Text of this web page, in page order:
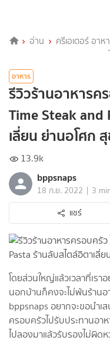
อ่าน ครีเอเตอร์ อาห
Fam Time Steak and
อาหาร
รีวิวร้านอาหารค
Time Steak
เลี่ยน ย่านอโศก
13.9k
bppsnaps
18 ก.ย. 2022 | 3
แชร์
โดยส่วนใหญ่แล้วเวลาที่เรา
นอกบ้านก็คงจะไม่พ้นร้านอ
bppsnaps อยากจะขอนำ
ครอบครัวไปรับประทานอา
ไปลองมาแล้วรับรองไม่ผิด